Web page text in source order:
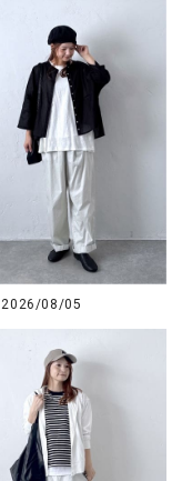
2026/08/05